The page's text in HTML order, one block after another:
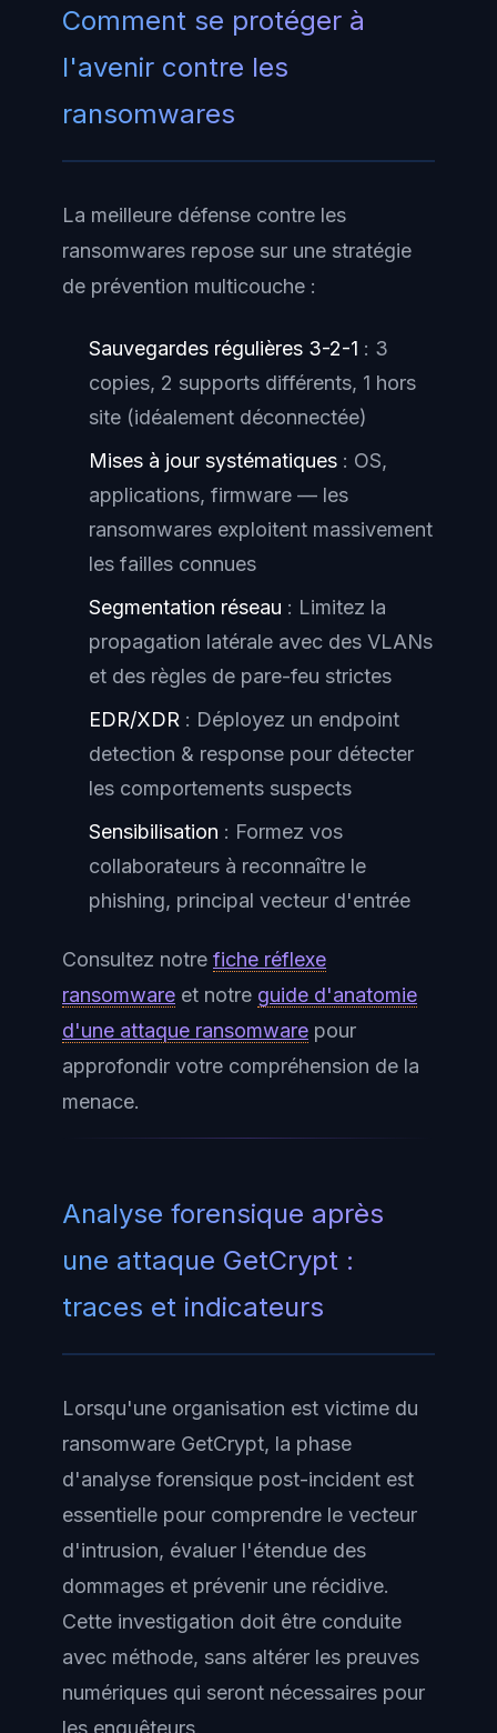
Comment se protéger à
l'avenir contre les
ransomwares
La meilleure défense contre les
ransomwares repose sur une stratégie
de prévention multicouche :
Sauvegardes régulières 3-2-1 : 3
copies, 2 supports différents, 1 hors
site (idéalement déconnectée)
Mises à jour systématiques : OS,
applications, firmware — les
ransomwares exploitent massivement
les failles connues
Segmentation réseau : Limitez la
propagation latérale avec des VLANs
et des règles de pare-feu strictes
EDR/XDR : Déployez un endpoint
detection & response pour détecter
les comportements suspects
Sensibilisation : Formez vos
collaborateurs à reconnaître le
phishing, principal vecteur d'entrée
Consultez notre fiche réflexe
ransomware et notre guide d'anatomie
d'une attaque ransomware pour
approfondir votre compréhension de la
menace.
Analyse forensique après
une attaque GetCrypt :
traces et indicateurs
Lorsqu'une organisation est victime du
ransomware GetCrypt, la phase
d'analyse forensique post-incident est
essentielle pour comprendre le vecteur
d'intrusion, évaluer l'étendue des
dommages et prévenir une récidive.
Cette investigation doit être conduite
avec méthode, sans altérer les preuves
numériques qui seront nécessaires pour
les enquêteurs.